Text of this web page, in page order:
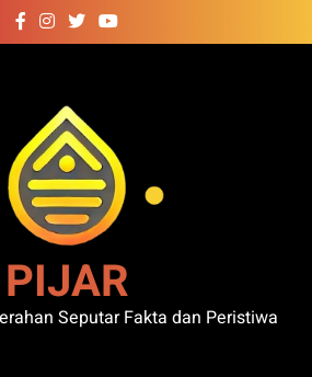
PIJAR
Seputar Fakta dan Peristiwa